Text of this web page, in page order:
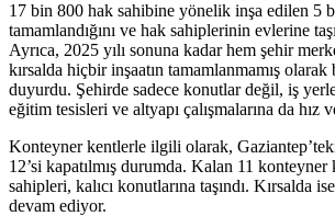
17 bin 800 hak sahibine yönelik inşa edilen 5
tamamlandığını ve hak sahiplerinin evlerine
Ayrıca, 2025 yılı sonuna kadar hem şehir
kırsalda hiçbir inşaatın tamamlanmamış olarak
duyurdu. Şehirde sadece konutlar değil, iş
eğitim tesisleri ve altyapı çalışmalarına da hız
Konteyner kentlerle ilgili olarak,
12’si kapatılmış durumda. Kalan 11 konteyner
sahipleri, kalıcı konutlarına taşındı. Kırsalda
devam ediyor.